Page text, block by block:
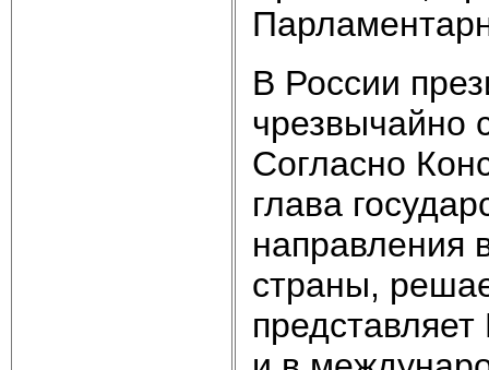
В России
чрезвычайно
Согласно
глава
направления
страны,